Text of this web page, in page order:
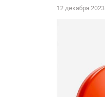
12 декабря 2023